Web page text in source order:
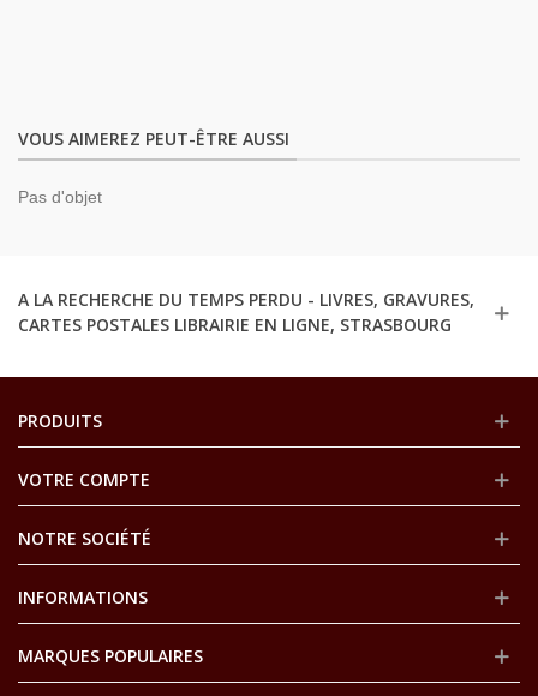
VOUS AIMEREZ PEUT-ÊTRE AUSSI
Pas d'objet
A LA RECHERCHE DU TEMPS PERDU - LIVRES, GRAVURES,
CARTES POSTALES LIBRAIRIE EN LIGNE, STRASBOURG
PRODUITS
VOTRE COMPTE
NOTRE SOCIÉTÉ
INFORMATIONS
MARQUES POPULAIRES